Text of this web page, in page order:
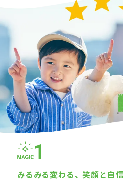
みるみる変わる、笑顔と自信